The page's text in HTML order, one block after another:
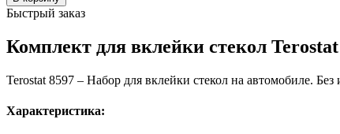
Быстрый заказ
Комплект для вклейки стекол
Terostat 8597 – Набор для вклейки стекол на автомобиле.
Характеристика: